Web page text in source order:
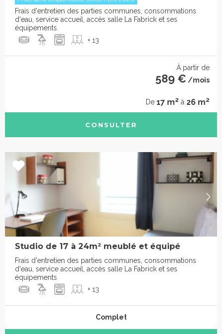
Frais d'entretien des parties communes, consommations
d'eau, service accueil, accès salle La Fabrick et ses
équipements
+ 13
À partir de
589 € /mois
De 17 m2 à 26 m2
CONSULTER
Studio de 17 à 24m² meublé et équipé
Frais d'entretien des parties communes, consommations
d'eau, service accueil, accès salle La Fabrick et ses
équipements
+ 13
Complet